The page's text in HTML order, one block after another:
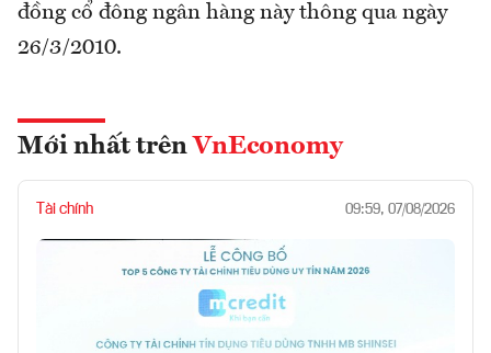
đồng cổ đông ngân hàng này thông qua ngày
26/3/2010.
Mới nhất trên VnEconomy
Tài chính 09:59, 07/08/2026